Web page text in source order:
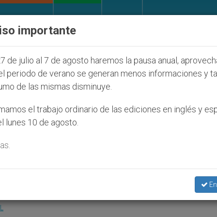
a cristianos (y no sólo) en Tierra Santa
Tomás, la mujer más
XVI
su figura
importante
de julio al 7 de agosto haremos la pausa anual,
periodo de verano se generan menos informaciones y
de las mismas disminuye.
el trabajo ordinario de las ediciones en inglés y
lunes 10 de agosto.